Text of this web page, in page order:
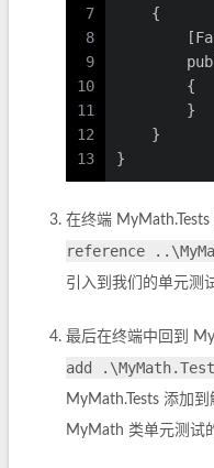
7
8
9
10
11
12
13
    {
        {
        }
    }
}
在终端
reference
引入到我们的单元测
最后在终端中回到
add
MyMath.Tests 添加
MyMath 类单元测试